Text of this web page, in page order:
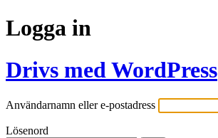
Logga in
Drivs med WordPress
Användarnamn eller e-postadress
Lösenord